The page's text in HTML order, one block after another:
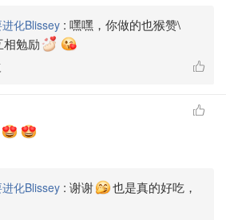
，expresso，汤种，糖，面粉加入
档搅拌2分钟。
一小块面团，会细密的粘在手上。
一点点牛奶。总过程约10分钟，最后
小时。
化Blissey : 嘿嘿，你做的也猴赞\
勉励
化Blissey : 谢谢
也是真的好吃，